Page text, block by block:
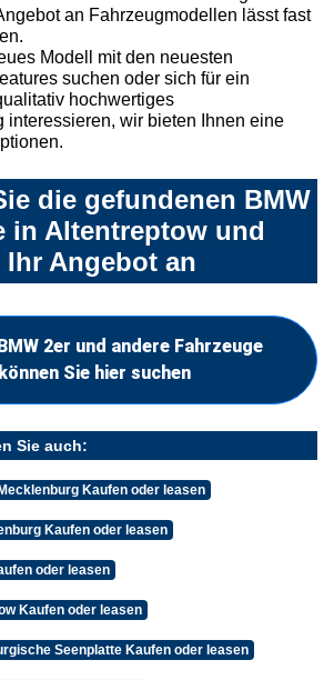
an Fahrzeugmodellen lässt fast
Modell mit den neuesten
suchen oder sich für ein
hochwertiges
interessieren, wir bieten Ihnen eine
die gefundenen BMW
in Altentreptow und
Angebot an
2er und andere Fahrzeuge
können Sie hier suchen
Sie auch:
Kaufen oder leasen
Kaufen oder leasen
oder leasen
Kaufen oder leasen
Seenplatte Kaufen oder leasen